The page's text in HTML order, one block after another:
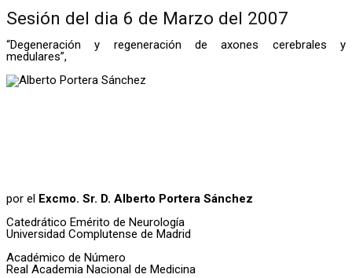
Sesión del dia 6 de Marzo del 2007
“Degeneración y regeneración de axones cerebrales y
medulares”,
por el Excmo. Sr. D. Alberto Portera Sánchez
Catedrático Emérito de Neurología
Universidad Complutense de Madrid
Académico de Número
Real Academia Nacional de Medicina